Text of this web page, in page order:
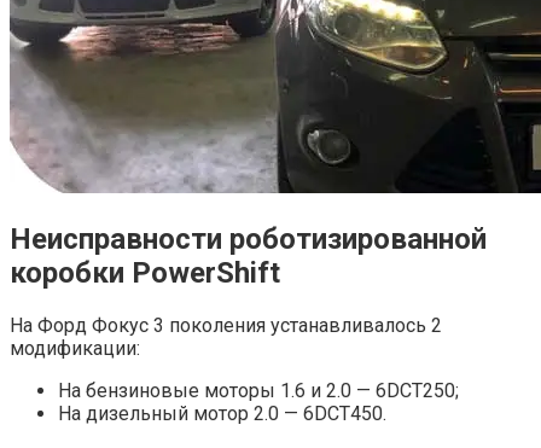
Неисправности роботизированной
коробки PowerShift
На Форд Фокус 3 поколения устанавливалось 2
модификации:
На бензиновые моторы 1.6 и 2.0 — 6DCT250;
На дизельный мотор 2.0 — 6DCT450.